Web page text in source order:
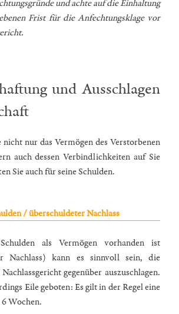
und achte auf die Einhaltung
Frist für die Anfechtungsklage vor
und Ausschlagen
nicht nur das Vermögen des Verstorbenen
auch dessen Verbindlichkeiten auf Sie
Sie auch für seine Schulden.
/ überschuldeter Nachlass
als Vermögen vorhanden ist
Nachlass) kann es sinnvoll sein, die
gegenüber auszuschlagen.
Eile geboten: Es gilt in der Regel eine
Wochen.